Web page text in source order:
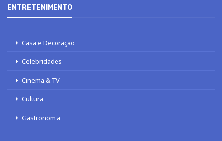
ENTRETENIMENTO
Casa e Decoração
Celebridades
Cinema & TV
Cultura
Gastronomia